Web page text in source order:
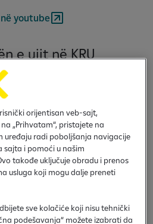
youtube
e ujit në KRU
orijentisan veb-sajt,
„Prihvatam“, pristajete na
uređaju radi poboljšanja navigacije
sajta i pomoći u našim
takođe uključuje obradu i prenos
usluga koji mogu dalje preneti
sve kolačiće koji nisu tehnički
podešavanja“ možete izabrati da